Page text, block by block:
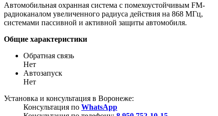
Автомобильная охранная система с помехоустойчивым FM-
радиоканалом увеличенного радиуса действия на 868 МГц,
системами пассивной и активной защиты автомобиля.
Общие характеристики
Обратная связь
Нет
Автозапуск
Нет
Установка и консультация в Воронеже:
Консультация по WhatsApp